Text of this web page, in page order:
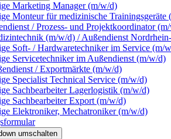
Marketing Manager (m/w/d)
Monteur für medizinische Trainingsgeräte
/ Prozess- und Projektkoordinator
(m/w/d) / Außendienst
Soft- / Hardwaretechniker im Service (m/
Servicetechniker im Außendienst (m/w/d)
/ Exportmärkte (m/w/d)
Specialist Technical Service (m/w/d)
Sachbearbeiter Lagerlogistik (m/w/d)
Sachbearbeiter Export (m/w/d)
Elektroniker, Mechatroniker (m/w/d)
umschalten